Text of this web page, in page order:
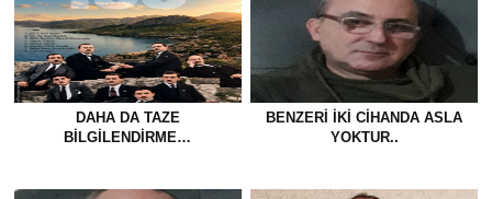
DAHA DA TAZE
BİLGİLENDİRME…
BENZERI IKI CIHANDA ASLA
YOKTUR..